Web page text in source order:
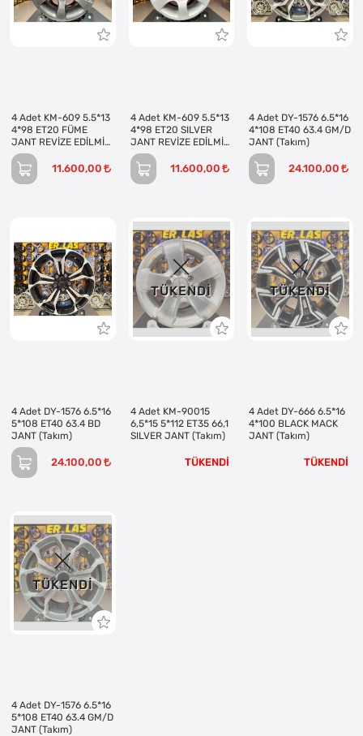
4 Adet KM-609 5.5*13
4*98 ET20 FÜME
JANT REVİZE EDİLMİŞ
(Takım)
11.600,00
4 Adet KM-609 5.5*13
4*98 ET20 SILVER
JANT REVİZE EDİLMİŞ
(Takım)
11.600,00
4 Adet DY-1576 6.5*16
4*108 ET40 63.4 GM/D
JANT (Takım)
24.100,00
4 Adet DY-1576 6.5*16
5*108 ET40 63.4 BD
JANT (Takım)
24.100,00
TÜKENDI
4 Adet KM-90015
6,5*15 5*112 ET35 66,1
SILVER JANT (Takım)
TÜKENDİ
TÜKENDI
4 Adet DY-666 6.5*16
4*100 BLACK MACK
JANT (Takım)
TÜKENDİ
TÜKENDI
4 Adet DY-1576 6.5*16
5*108 ET40 63.4 GM/D
JANT (Takım)